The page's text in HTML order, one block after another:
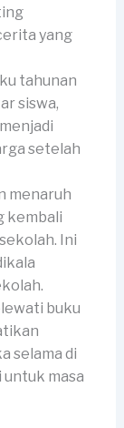
yang
tahunan
siswa,
setelah
menaruh
kembali
Ini
buku
selama di
masa